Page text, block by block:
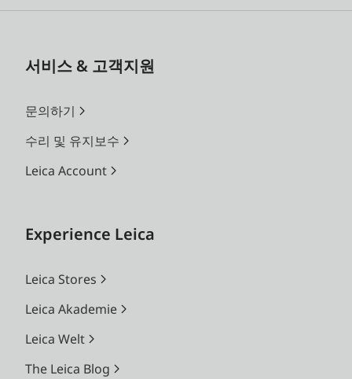
서비스 & 고객지원
문의하기
수리 및 유지보수
Leica Account
Experience Leica
Leica Stores
Leica Akademie
Leica Welt
The Leica Blog